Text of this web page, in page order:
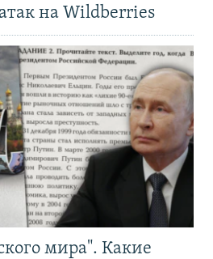
на Wildberries
мира". Какие